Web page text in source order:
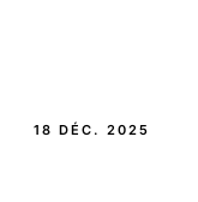
18 DÉC. 2025